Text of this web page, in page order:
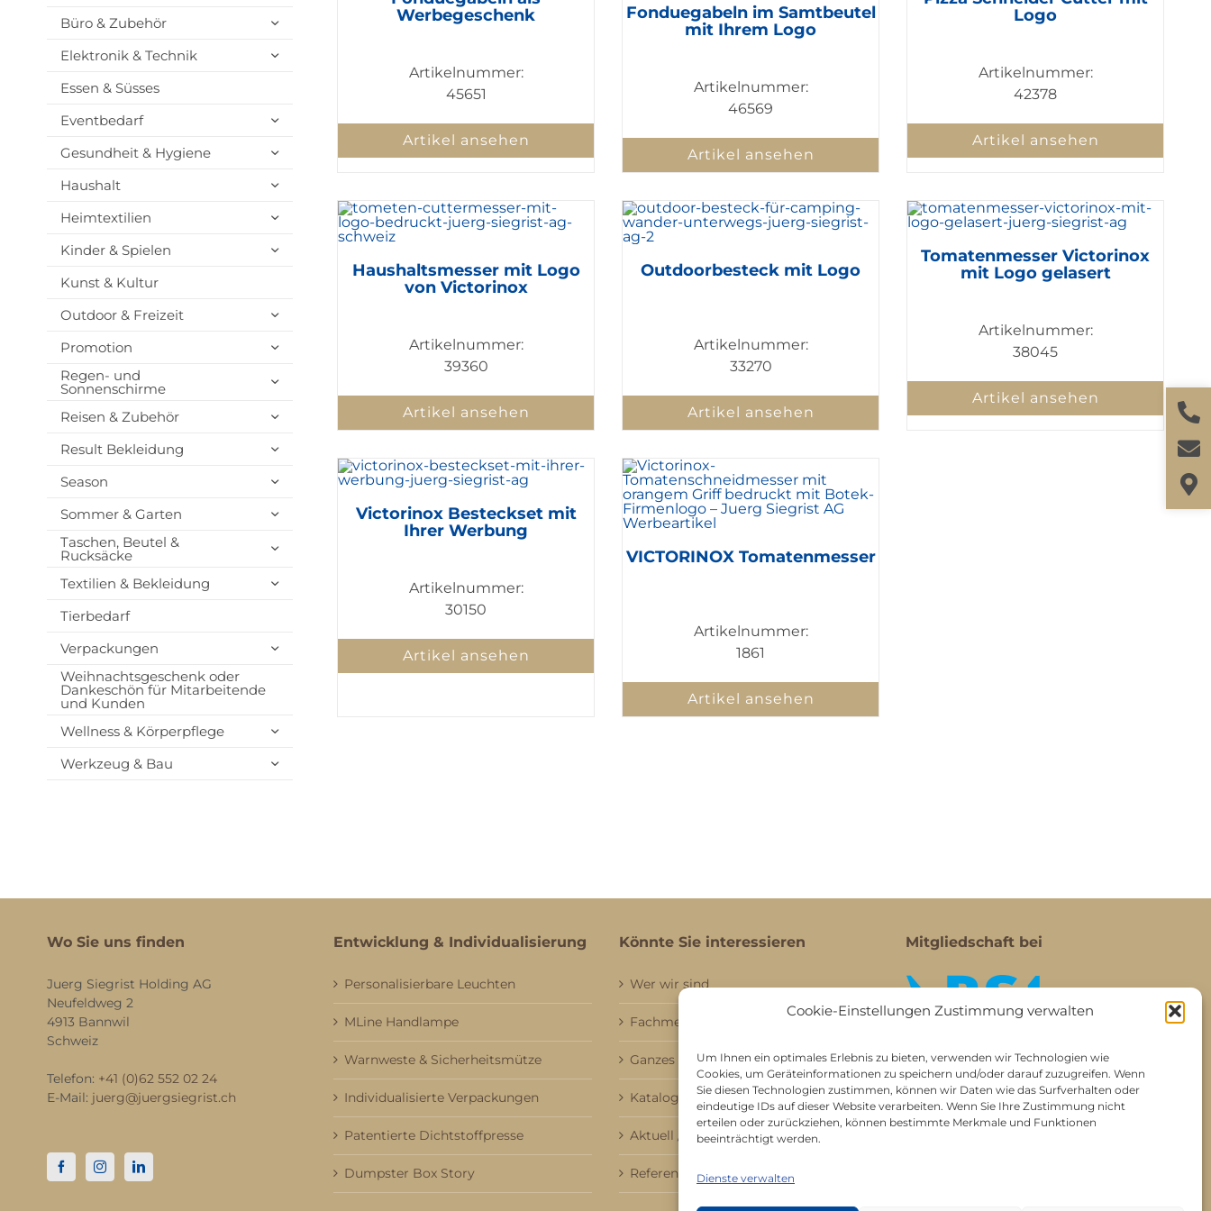
Cookie-Einstellungen Zustimmung verwalten
Um Ihnen ein optimales Erlebnis zu bieten, verwenden wir Technologien wie
Cookies, um Geräteinformationen zu speichern und/oder darauf zuzugreifen. Wenn
Sie diesen Technologien zustimmen, können wir Daten wie das Surfverhalten oder
eindeutige IDs auf dieser Website verarbeiten. Wenn Sie Ihre Zustimmung nicht
erteilen oder zurückziehen, können bestimmte Merkmale und Funktionen
beeinträchtigt werden.
Dienste verwalten
Büro & Zubehör
Elektronik & Technik
Essen & Süsses
Eventbedarf
Gesundheit & Hygiene
Haushalt
Heimtextilien
Kinder & Spielen
Kunst & Kultur
Outdoor & Freizeit
Promotion
Regen- und
Sonnenschirme
Reisen & Zubehör
Result Bekleidung
Season
Sommer & Garten
Taschen, Beutel &
Rucksäcke
Textilien & Bekleidung
Tierbedarf
Verpackungen
Weihnachtsgeschenk oder
Dankeschön für Mitarbeitende
und Kunden
Wellness & Körperpflege
Werkzeug & Bau
Werbegeschenk
Artikelnummer:
45651
Artikel ansehen
Fonduegabeln im Samtbeutel
mit Ihrem Logo
Artikelnummer:
46569
Artikel ansehen
Logo
Artikelnummer:
42378
Artikel ansehen
Haushaltsmesser mit Logo
von Victorinox
Artikelnummer:
39360
Artikel ansehen
Outdoorbesteck mit Logo
Artikelnummer:
33270
Artikel ansehen
Tomatenmesser Victorinox
mit Logo gelasert
Artikelnummer:
38045
Artikel ansehen
Victorinox Besteckset mit
Ihrer Werbung
Artikelnummer:
30150
Artikel ansehen
VICTORINOX Tomatenmesser
Artikelnummer:
1861
Artikel ansehen
Wo Sie uns finden
Juerg Siegrist Holding AG
Neufeldweg 2
4913 Bannwil
Schweiz
Telefon: +41 (0)62 552 02 24
E-Mail: juerg@juergsiegrist.ch
Entwicklung & Individualisierung
Personalisierbare Leuchten
MLine Handlampe
Warnweste & Sicherheitsmütze
Individualisierte Verpackungen
Patentierte Dichtstoffpresse
Dumpster Box Story
Könnte Sie interessieren
Wer wir sind
Fachmessebesuch
Ganzes Sortiment
Kataloge
Aktuell / Saison
Referenzen
Mitgliedschaft bei